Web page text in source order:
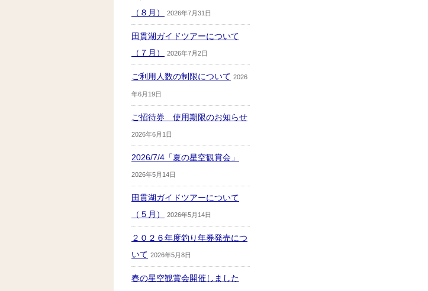
（８月）
2026年7月31日
田貫湖ガイドツアーについて
（７月）
2026年7月2日
ご利用人数の制限について 2026
年6月19日
ご招待券 使用期限のお知らせ
2026年6月1日
2026/7/4「夏の星空観賞会」
2026年5月14日
田貫湖ガイドツアーについて
（５月）
2026年5月14日
２０２６年度釣り年券発売につ
いて 2026年5月8日
春の星空観賞会開催しました